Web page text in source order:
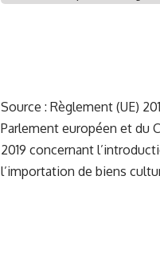
Source : Règlement (UE)
Parlement européen et du
2019 concernant
l’importation de biens